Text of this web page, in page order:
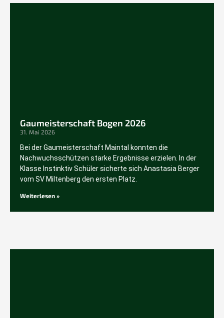
Gaumeisterschaft Bogen 2026
31. Mai 2026
Bei der Gaumeisterschaft Maintal konnten die
Nachwuchsschützen starke Ergebnisse erzielen. In der
Klasse Instinktiv Schüler sicherte sich Anastasia Berger
vom SV Miltenberg den ersten Platz.
Weiterlesen »